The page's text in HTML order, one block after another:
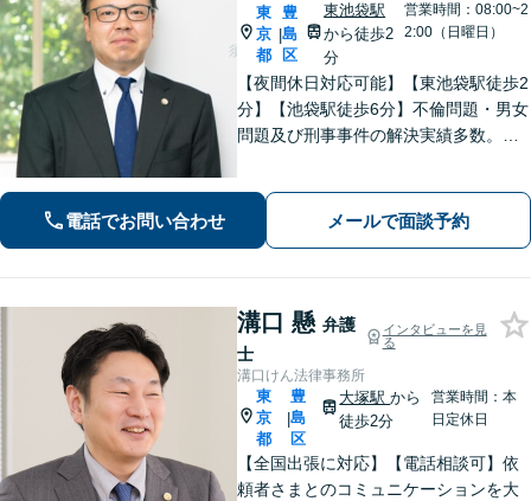
東
京
都
|
豊
島
区
東池袋駅
から徒歩2
分
営業時間：08:00~2
2:00（日曜日）
【夜間休日対応可能】【東池袋駅徒歩2
分】【池袋駅徒歩6分】不倫問題・男女
問題及び刑事事件の解決実績多数。
電話でお問い合わせ メールで面談予約
溝口 懸 弁護
士
インタビューを見
る
溝口けん法律事務所
東
京
都
|
豊
島
区
大塚駅から
徒歩2分
営業時間：本
日定休日
【全国出張に対応】【電話相談可】依
頼者さまとのコミュニケーションを大